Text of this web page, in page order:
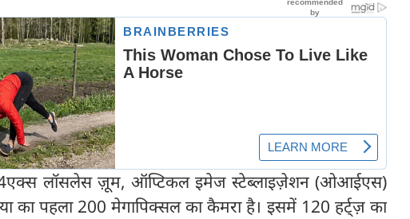
4एक्स लॉसलेस ज़ूम, ऑप्टिकल इमेज स्टेब्लाइज़ेशन (ओआईएस)
का पहला 200 मेगापिक्सल का कैमरा है। इसमें 120 हर्ट्ज़ का